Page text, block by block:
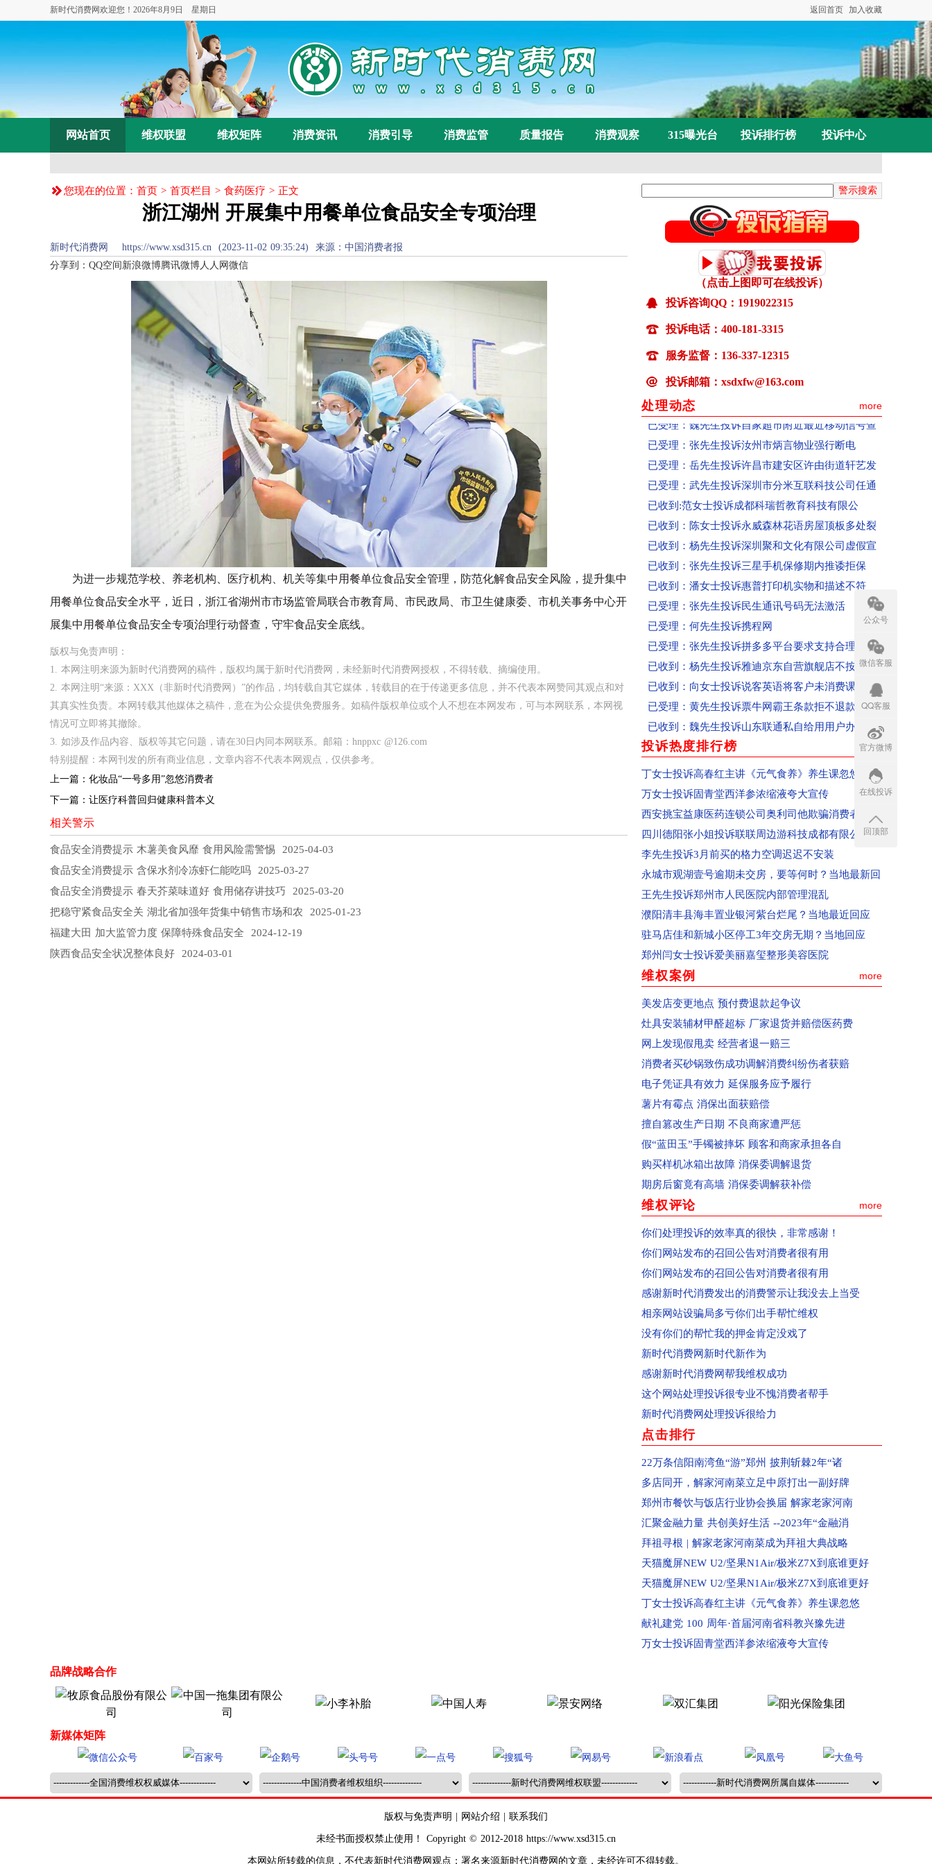
新时代消费网欢迎您！ 2026年8月9日 星期日 返回首页 加入收藏
网站首页 维权联盟 维权矩阵 消费资讯 消费引导 消费监管 质量报告 消费观察 315曝光台 投诉排行榜 投诉中心
您现在的位置： 首页 > 首页栏目 > 食药医疗 > 正文
浙江湖州 开展集中用餐单位食品安全专项治理
新时代消费网 https://www.xsd315.cn (2023-11-02 09:35:24) 来源： 中国消费者报
分享到： QQ空间 新浪微博腾讯微博人人网 微信
为进一步规范学校、养老机构、医疗机构、机关等集中用餐单位食品安全管理，防范化解食品安全风险，提升集中
用餐单位食品安全水平，近日，浙江省湖州市市场监管局联合市教育局、市民政局、市卫生健康委、市机关事务中心开
展集中用餐单位食品安全专项治理行动督查，守牢食品安全底线。
版权与免责声明：
1. 本网注明来源为新时代消费网的稿件，版权均属于新时代消费网，未经新时代消费网授权，不得转载、摘编使用。
2. 本网注明“来源：XXX（非新时代消费网）”的作品，均转载自其它媒体，转载目的在于传递更多信息，并不代表本网赞同其观点和对
其真实性负责。本网转载其他媒体之稿件，意在为公众提供免费服务。如稿件版权单位或个人不想在本网发布，可与本网联系，本网视
情况可立即将其撤除。
3. 如涉及作品内容、版权等其它问题，请在30日内同本网联系。邮箱：hnppxc @126.com
特别提醒：本网刊发的所有商业信息，文章内容不代表本网观点，仅供参考。
上一篇： 化妆品“一号多用”忽悠消费者
下一篇： 让医疗科普回归健康科普本义
相关警示
食品安全消费提示 木薯美食风靡 食用风险需警惕 2025-04-03
食品安全消费提示 含保水剂冷冻虾仁能吃吗 2025-03-27
食品安全消费提示 春天芥菜味道好 食用储存讲技巧 2025-03-20
把稳守紧食品安全关 湖北省加强年货集中销售市场和农 2025-01-23
福建大田 加大监管力度 保障特殊食品安全 2024-12-19
陕西食品安全状况整体良好 2024-03-01
（点击上图即可在线投诉）
投诉咨询QQ：1919022315
投诉电话：400-181-3315
服务监督：136-337-12315
投诉邮箱：xsdxfw@163.com
处理动态 more
已受理：喻先生投诉吉水县部分区域无移动信号
已受理：卢先生投诉百世快运快递损坏物品拒赔
已受理：张女士投诉微优梦空壳公司收款不发货联
已受理：丁女士投诉高春红主讲《元气食养》养生
已受理：魏先生投诉自家超市附近最近移动信号查
已受理：张先生投诉汝州市炳言物业强行断电
已受理：岳先生投诉许昌市建安区许由街道轩艺发
已受理：武先生投诉深圳市分米互联科技公司任通
已收到:范女士投诉成都科瑞哲教育科技有限公
已收到：陈女士投诉永威森林花语房屋顶板多处裂
已收到：杨先生投诉深圳聚和文化有限公司虚假宣
已收到：张先生投诉三星手机保修期内推诿拒保
已收到：潘女士投诉惠普打印机实物和描述不符
已受理：张先生投诉民生通讯号码无法激活
已受理：何先生投诉携程网
已受理：张先生投诉拼多多平台要求支持合理述求
已收到：杨先生投诉雅迪京东自营旗舰店不按时开
已收到：向女士投诉说客英语将客户未消费课时清
已受理：黄先生投诉票牛网霸王条款拒不退款、态
已收到：魏先生投诉山东联通私自给用用户办理流
已受理：陈先生投诉嘟嘟网络游戏服务网
已收到：安徽范女士投诉成都科瑞哲教育科技有限
已收到：江苏盖女士投诉郑州爱美丽嘉玺整形美容
已收到：吕先生投诉平顶山森茂物业
已收到：信阳王同学投诉河南新华电脑学院
已收到：郑州闫女士投诉爱美丽嘉玺整形美容医院
回复：辽宁盘锦刘女士投诉青岛航空已收到
回复：湖南省怀化沈同学投诉青岛航空已收到
回复：河南学生投诉郑州富康国际美发学校
回复：河南省郑州市群众投诉泰山誉景已收到
已受理：河南省新郑市群众投诉新郑南龙湖孔雀城
已受理：河南省清丰县群众投诉海丰置业
已受理：河南省郑州市群众投诉天旺广场鲤鱼门饭
已收到：业主投诉济源天坛办事处商都苑
回复：河南省济源群众投诉公租房已收到
回复：平顶山群众投诉群星汇中心城美食城已收到
回复：河南省平顶山市群众投诉亚丁湾已收到
已收到：信阳市商城县消费者投诉阳光帝景
已收到：平顶山消费者投诉黄金花园
已收到：驻马店袁先生投诉爱克儿童梦幻乐园
回复：河南汝州市群众投诉汝州市南关花园C区已
回复：河南省洛阳市孟津区群众投诉中央花园已收
回复：河南省郑州高新区群众投诉金海西湖美景小
回复：河南省郑州二七区群众投诉河南书山教育已
已受理：河南省郑州金水区群众投诉郑州康宁南洋
已受理：佛山消费者梁女士投诉Owhat
已收到：消费者投诉新蔡县共享电动车
已收到：业主投诉焦作市常绿林溪谷
已受理：郑州市消费者投诉河南移动
已收到：业主投诉永城市观湖壹号
已受理：海南孟女士投诉京东
已受理：河南洛阳市群众投诉洛阳百汇城
已受理：业主投诉新郑民航国际玺苑
已受理：业主投诉汝州金域华府小区
已收到：唐河业主投诉春天阳光嘉园
已收到：河南汝州市业主投诉金域华府
回复：河南驻马店消费者投诉驻马店市红星国际广
回复：河南新蔡县消费者投诉新蔡县西湖别院已受
已收到：河南邓州市业主投诉邓州市新华生活广场
已受理：河南濮阳市清丰县群众投诉清丰县玉都贵
已受理：河南汝州市群众投诉汝州市万路物业
投诉热度排行榜 more
丁女士投诉高春红主讲《元气食养》养生课忽悠
万女士投诉固青堂西洋参浓缩液夸大宣传
西安挑宝益康医药连锁公司奥利司他欺骗消费者
四川德阳张小姐投诉联联周边游科技成都有限公
李先生投诉3月前买的格力空调迟迟不安装
永城市观湖壹号逾期未交房，要等何时？当地最新回
王先生投诉郑州市人民医院内部管理混乱
濮阳清丰县海丰置业银河紫台烂尾？当地最近回应
驻马店佳和新城小区停工3年交房无期？当地回应
郑州闫女士投诉爱美丽嘉玺整形美容医院
维权案例 more
美发店变更地点 预付费退款起争议
灶具安装辅材甲醛超标 厂家退货并赔偿医药费
网上发现假甩卖 经营者退一赔三
消费者买砂锅致伤成功调解消费纠纷伤者获赔
电子凭证具有效力 延保服务应予履行
薯片有霉点 消保出面获赔偿
擅自篡改生产日期 不良商家遭严惩
假“蓝田玉”手镯被摔坏 顾客和商家承担各自
购买样机冰箱出故障 消保委调解退货
期房后窗竟有高墙 消保委调解获补偿
维权评论 more
你们处理投诉的效率真的很快，非常感谢！
你们网站发布的召回公告对消费者很有用
你们网站发布的召回公告对消费者很有用
感谢新时代消费发出的消费警示让我没去上当受
相亲网站设骗局多亏你们出手帮忙维权
没有你们的帮忙我的押金肯定没戏了
新时代消费网新时代新作为
感谢新时代消费网帮我维权成功
这个网站处理投诉很专业不愧消费者帮手
新时代消费网处理投诉很给力
点击排行
22万条信阳南湾鱼“游”郑州 披荆斩棘2年“诸
多店同开，解家河南菜立足中原打出一副好牌
郑州市餐饮与饭店行业协会换届 解家老家河南
汇聚金融力量 共创美好生活 --2023年“金融消
拜祖寻根 | 解家老家河南菜成为拜祖大典战略
天猫魔屏NEW U2/坚果N1Air/极米Z7X到底谁更好
天猫魔屏NEW U2/坚果N1Air/极米Z7X到底谁更好
丁女士投诉高春红主讲《元气食养》养生课忽悠
献礼建党 100 周年·首届河南省科教兴豫先进
万女士投诉固青堂西洋参浓缩液夸大宣传
品牌战略合作
新媒体矩阵
版权与免责声明 网站介绍 联系我们
未经书面授权禁止使用！ Copyright © 2012-2018 https://www.xsd315.cn
本网站所转载的信息，不代表新时代消费网观点；署名来源新时代消费网的文章，未经许可不得转载。
公众号
微信客服
QQ客服
官方微博
在线投诉
回顶部